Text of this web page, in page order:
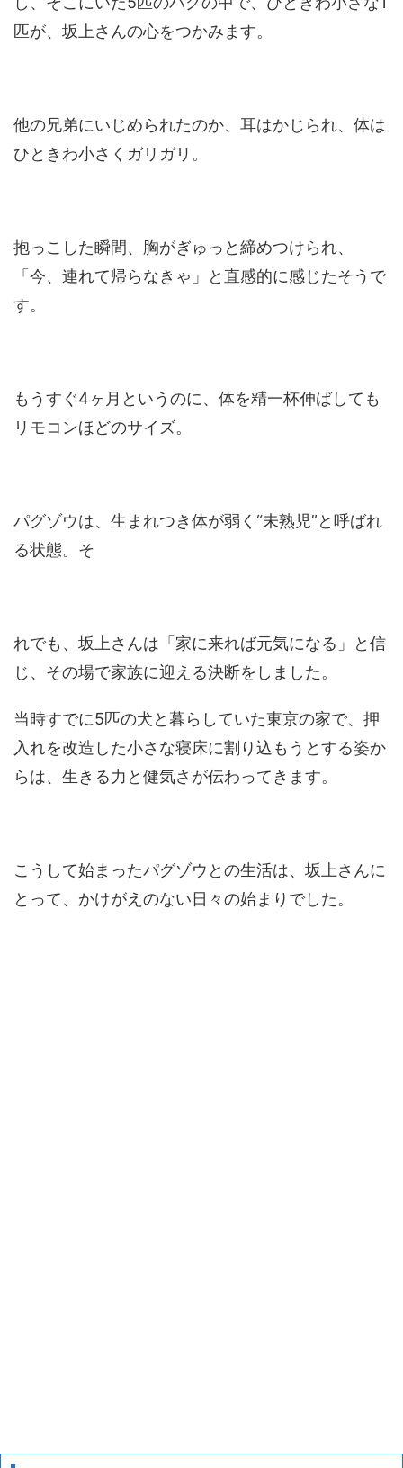
匹が、坂上さんの心をつかみます。
他の兄弟にいじめられたのか、耳はかじられ、体は
ひときわ小さくガリガリ。
抱っこした瞬間、胸がぎゅっと締めつけられ、
「今、連れて帰らなきゃ」と直感的に感じたそうで
す。
もうすぐ4ヶ月というのに、体を精一杯伸ばしても
リモコンほどのサイズ。
パグゾウは、生まれつき体が弱く“未熟児”と呼ばれ
る状態。そ
れでも、坂上さんは「家に来れば元気になる」と信
じ、その場で家族に迎える決断をしました。
当時すでに5匹の犬と暮らしていた東京の家で、押
入れを改造した小さな寝床に割り込もうとする姿か
らは、生きる力と健気さが伝わってきます。
こうして始まったパグゾウとの生活は、坂上さんに
とって、かけがえのない日々の始まりでした。